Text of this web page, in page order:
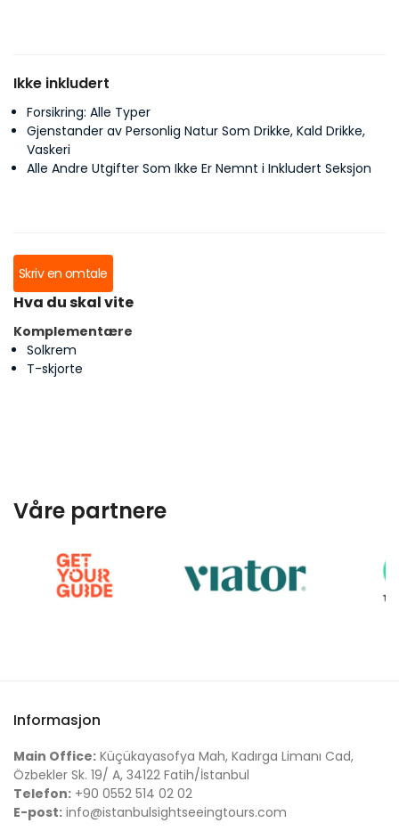
Ikke inkludert
Forsikring: Alle Typer
Gjenstander av Personlig Natur Som Drikke, Kald Drikke,
Vaskeri
Alle Andre Utgifter Som Ikke Er Nemnt i Inkludert Seksjon
Skriv en omtale
Hva du skal vite
Komplementære
Solkrem
T-skjorte
Våre partnere
Informasjon
Main Office: Küçükayasofya Mah, Kadırga Limanı Cad,
Özbekler Sk. 19/ A, 34122 Fatih/İstanbul
Telefon: +90 0552 514 02 02
E-post: info@istanbulsightseeingtours.com